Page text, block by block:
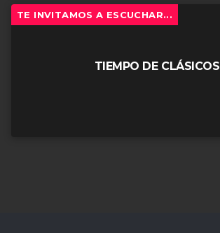
TE INVITAMOS A ESCUCHAR...
TIEMPO DE CLÁSICOS